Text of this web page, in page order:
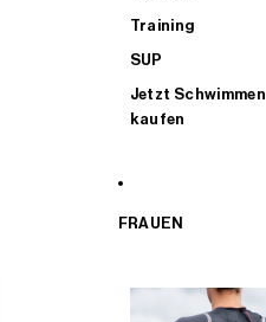
Training
SUP
Jetzt Schwimmen
kaufen
FRAUEN